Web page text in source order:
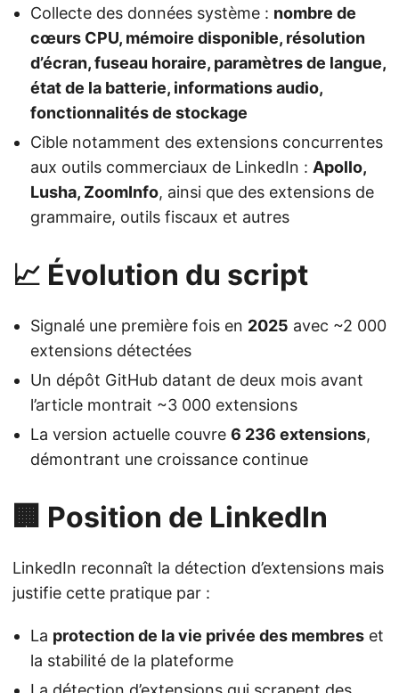
Collecte des données système : nombre de
cœurs CPU, mémoire disponible, résolution
d’écran, fuseau horaire, paramètres de langue,
état de la batterie, informations audio,
fonctionnalités de stockage
Cible notamment des extensions concurrentes
aux outils commerciaux de LinkedIn : Apollo,
Lusha, ZoomInfo, ainsi que des extensions de
grammaire, outils fiscaux et autres
📈 Évolution du script
Signalé une première fois en 2025 avec ~2 000
extensions détectées
Un dépôt GitHub datant de deux mois avant
l’article montrait ~3 000 extensions
La version actuelle couvre 6 236 extensions,
démontrant une croissance continue
🏢 Position de LinkedIn
LinkedIn reconnaît la détection d’extensions mais
justifie cette pratique par :
La protection de la vie privée des membres et
la stabilité de la plateforme